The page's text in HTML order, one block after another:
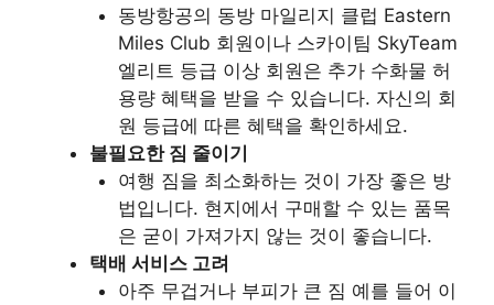
동방항공의 동방 마일리지 클럽 Eastern
Miles Club 회원이나 스카이팀 SkyTeam
엘리트 등급 이상 회원은 추가 수화물 허
용량 혜택을 받을 수 있습니다. 자신의 회
원 등급에 따른 혜택을 확인하세요.
불필요한 짐 줄이기
여행 짐을 최소화하는 것이 가장 좋은 방
법입니다. 현지에서 구매할 수 있는 품목
은 굳이 가져가지 않는 것이 좋습니다.
택배 서비스 고려
아주 무겁거나 부피가 큰 짐 예를 들어 이